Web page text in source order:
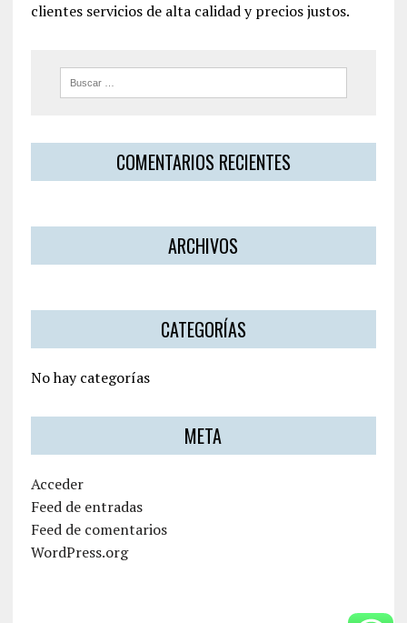
clientes servicios de alta calidad y precios justos.
COMENTARIOS RECIENTES
ARCHIVOS
CATEGORÍAS
No hay categorías
META
Acceder
Feed de entradas
Feed de comentarios
WordPress.org